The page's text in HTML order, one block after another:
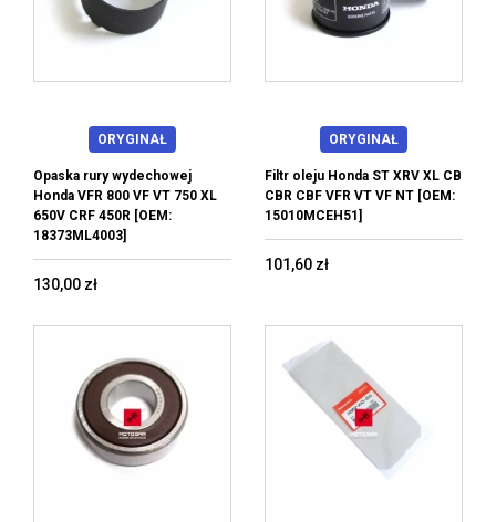
ORYGINAŁ
Opaska rury wydechowej
Honda VFR 800 VF VT 750 XL
650V CRF 450R [OEM:
18373ML4003]
130,00 zł
ORYGINAŁ
Filtr oleju Honda ST XRV XL CB
CBR CBF VFR VT VF NT [OEM:
15010MCEH51]
101,60 zł